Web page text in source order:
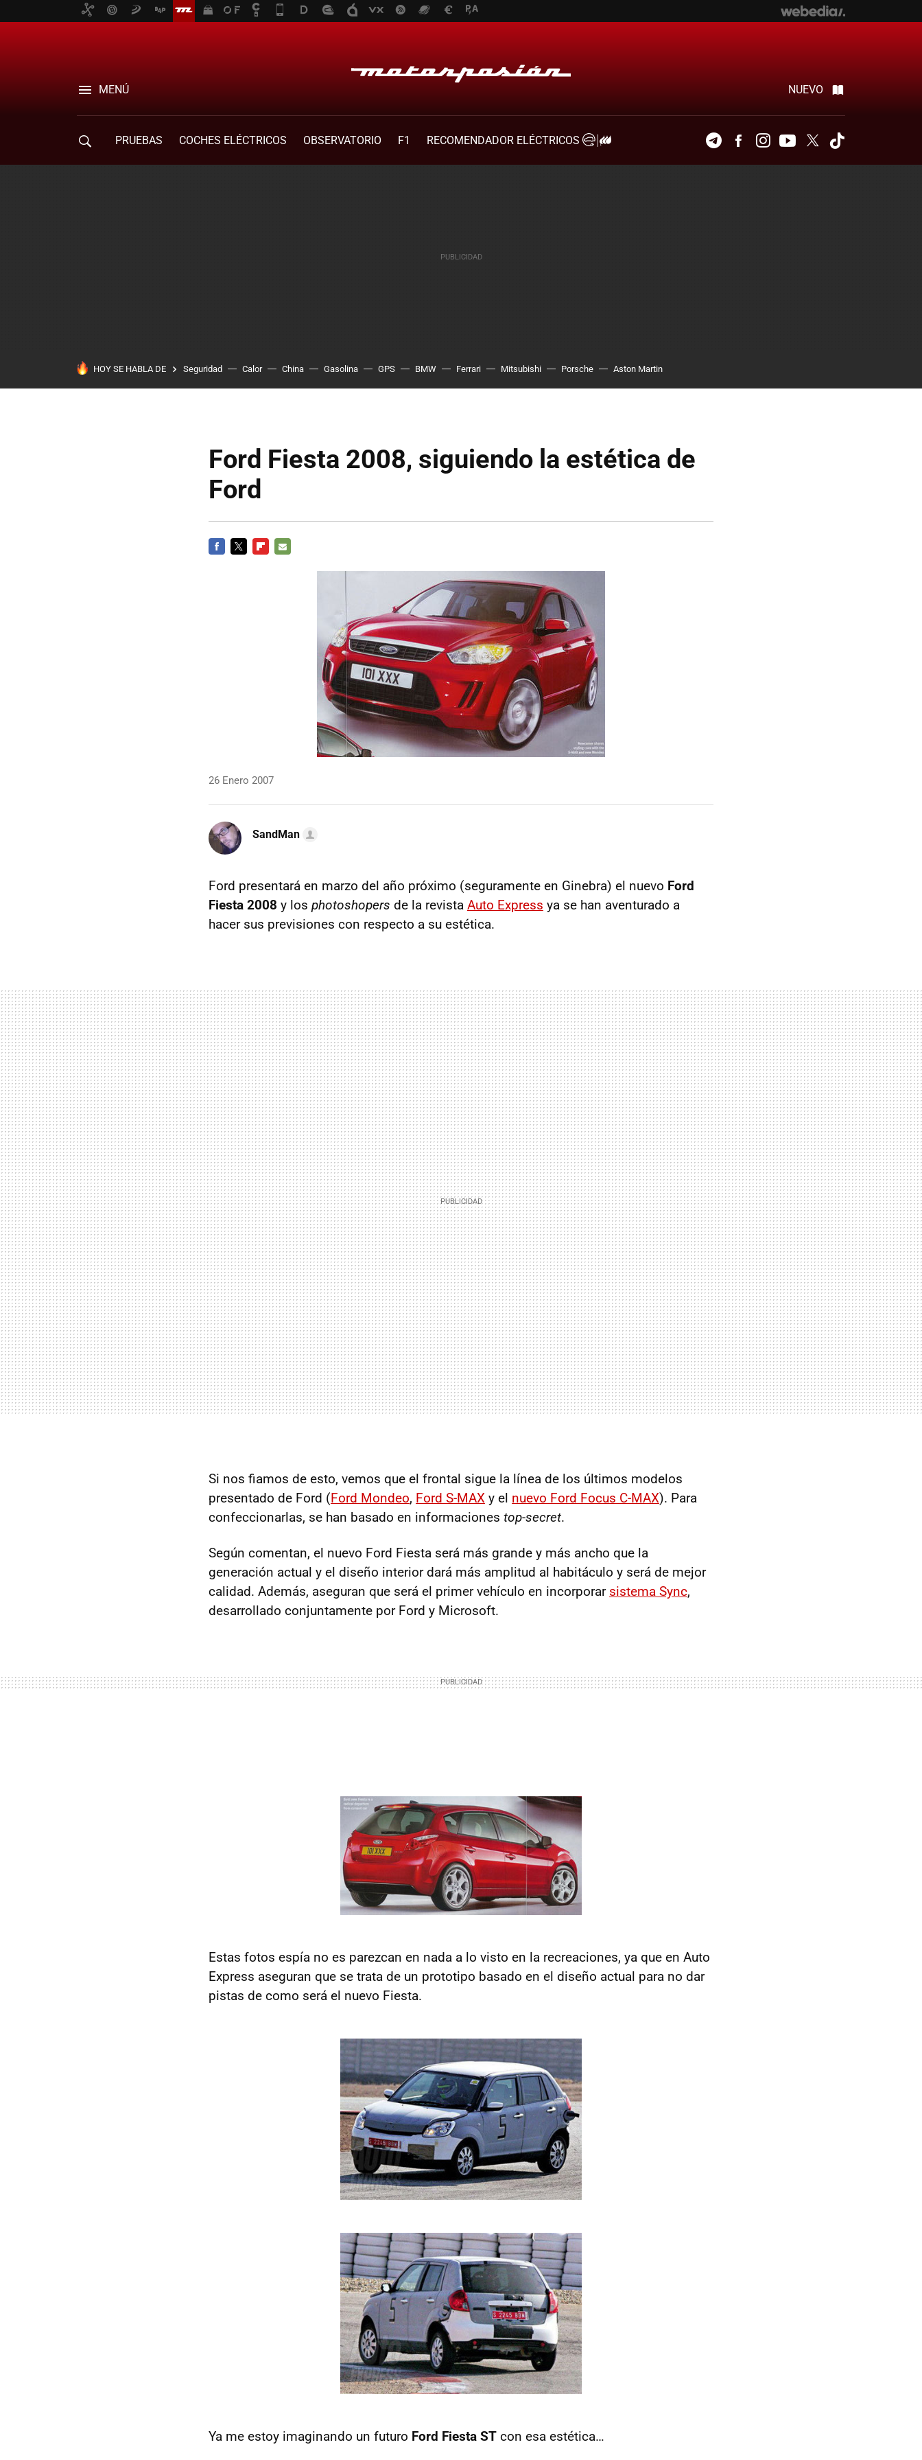
MENÚ NUEVO
PRUEBAS COCHES ELÉCTRICOS OBSERVATORIO F1
RECOMENDADOR ELÉCTRICOS
TelegramFacebookInstagramYoutubeTwitter
HOY SE HABLA DE Seguridad Calor China Gasolina GPS BMW Ferrari Mitsubishi Porsche Aston Martin
Ford Fiesta 2008, siguiendo la estética de
Ford
26 Enero 2007
SandMan
Ford presentará en marzo del año próximo (seguramente en Ginebra) el nuevo Ford
Fiesta 2008 y los photoshopers de la revista Auto Express ya se han aventurado a
hacer sus previsiones con respecto a su estética.
Si nos fiamos de esto, vemos que el frontal sigue la línea de los últimos modelos
presentado de Ford (Ford Mondeo, Ford S-MAX y el nuevo Ford Focus C-MAX). Para
confeccionarlas, se han basado en informaciones top-secret.
Según comentan, el nuevo Ford Fiesta será más grande y más ancho que la
generación actual y el diseño interior dará más amplitud al habitáculo y será de mejor
calidad. Además, aseguran que será el primer vehículo en incorporar sistema Sync,
desarrollado conjuntamente por Ford y Microsoft.
Estas fotos espía no es parezcan en nada a lo visto en la recreaciones, ya que en Auto
Express aseguran que se trata de un prototipo basado en el diseño actual para no dar
pistas de como será el nuevo Fiesta.
Ya me estoy imaginando un futuro Ford Fiesta ST con esa estética…